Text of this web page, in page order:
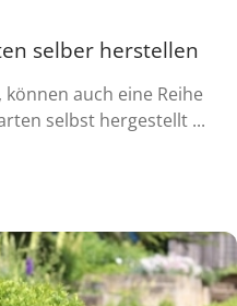
selber herstellen
auch eine Reihe
selbst hergestellt ...